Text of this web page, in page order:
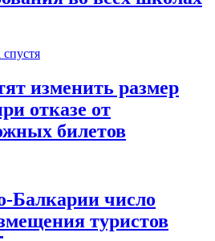
спустя
изменить размер
отказе от
билетов
Балкарии число
туристов